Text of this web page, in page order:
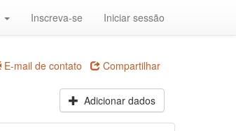
Inscreva-se Iniciar sessão
E-mail de contato Compartilhar
Adicionar dados